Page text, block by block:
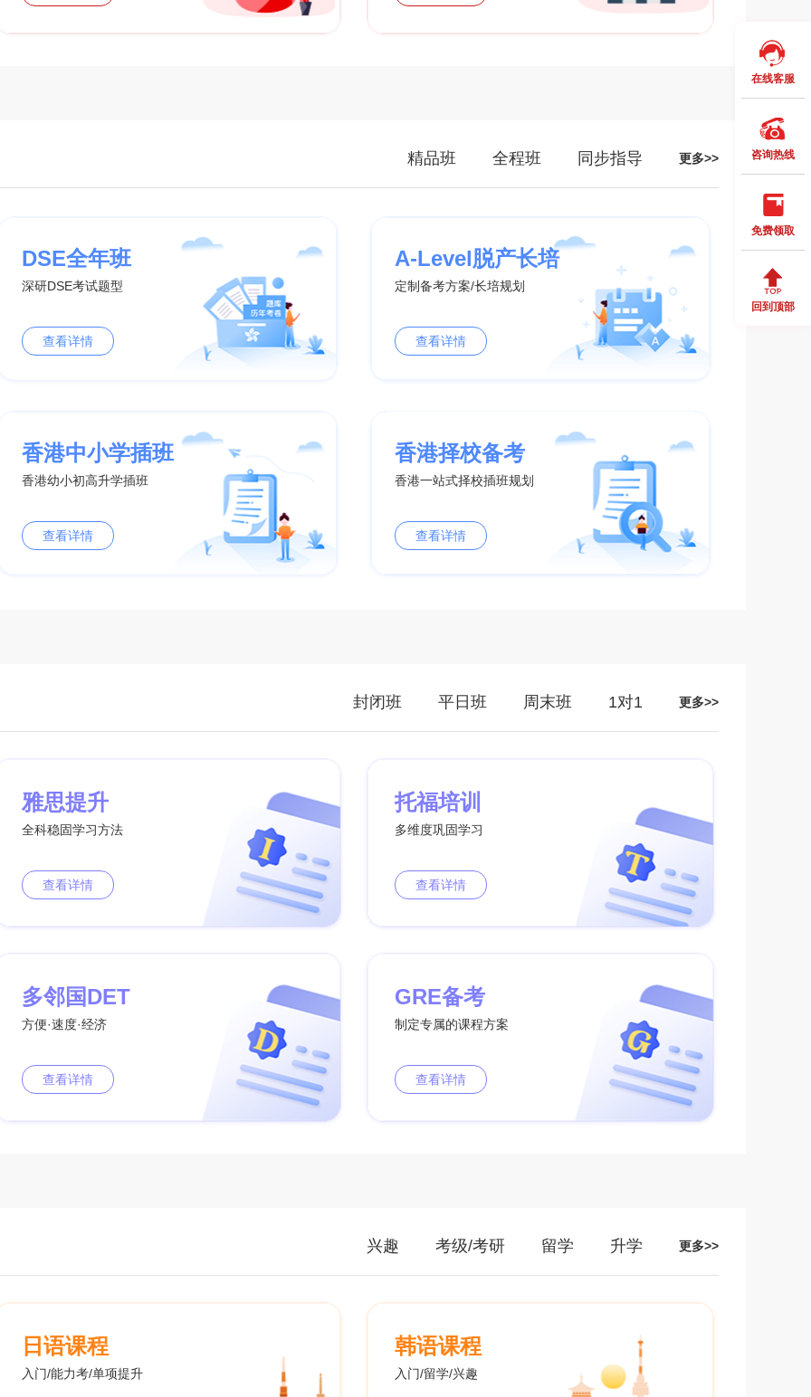
更多>>
精品班 全程班 同步指导
DSE全年班
深研DSE考试题型
查看详情
A-Level脱产长培
定制备考方案/长培规划
查看详情
香港中小学插班
香港幼小初高升学插班
查看详情
香港择校备考
香港一站式择校插班规划
查看详情
更多>>
封闭班 平日班 周末班 1对1
雅思提升
全科稳固学习方法
查看详情
托福培训
多维度巩固学习
查看详情
多邻国DET
方便·速度·经济
查看详情
GRE备考
制定专属的课程方案
查看详情
更多>>
兴趣 考级/考研 留学 升学
日语课程
入门/能力考/单项提升
韩语课程
入门/留学/兴趣
在线客服
咨询热线
免费领取
回到顶部